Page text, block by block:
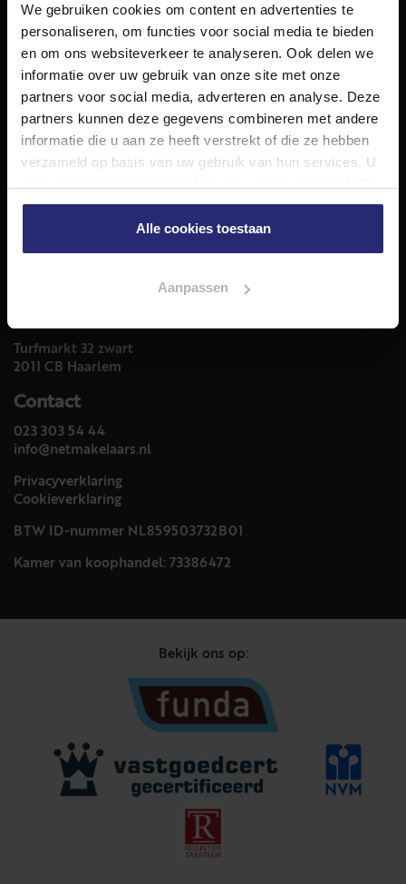
We gebruiken cookies om content en advertenties te
personaliseren, om functies voor social media te bieden
en om ons websiteverkeer te analyseren. Ook delen we
informatie over uw gebruik van onze site met onze
partners voor social media, adverteren en analyse. Deze
partners kunnen deze gegevens combineren met andere
informatie die u aan ze heeft verstrekt of die ze hebben
verzameld op basis van uw gebruik van hun services. U
gebruiken.
Alle cookies toestaan
Aanpassen
Volg ons op
Diensten
Hypotheekadvies
Verkoop
Aankoop
Meer informatie over
Woningaanbod
Turfmarkt 32 zwart
2011 CB Haarlem
Contact
023 303 54 44
info@netmakelaars.nl
Privacyverklaring
Cookieverklaring
BTW ID-nummer NL859503732B01
Kamer van koophandel: 73386472
Bekijk ons op: